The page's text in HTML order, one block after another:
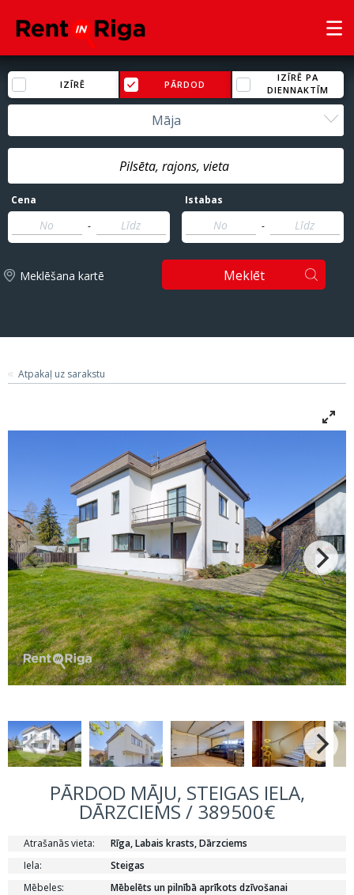
IZĪRĒ PĀRDOD
IZĪRĒ PA
DIENNAKTĪM
Māja
Cena
-
Istabas
-
Meklēšana kartē Meklēt
Atpakaļ uz sarakstu
PĀRDOD MĀJU, STEIGAS IELA,
DĀRZCIEMS / 389500€
Atrašanās vieta:
Rīga, Labais krasts, Dārzciems
Iela:
Steigas
Mēbeles:
Mēbelēts un pilnībā aprīkots dzīvošanai